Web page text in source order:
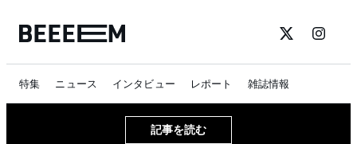
特集 ニュース インタビュー レポート 雑誌情報
記事を読む